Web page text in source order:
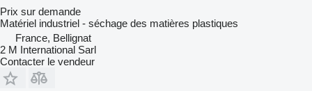
Prix sur demande
Matériel industriel - séchage des matières plastiques
France, Bellignat
2 M International Sarl
Contacter le vendeur